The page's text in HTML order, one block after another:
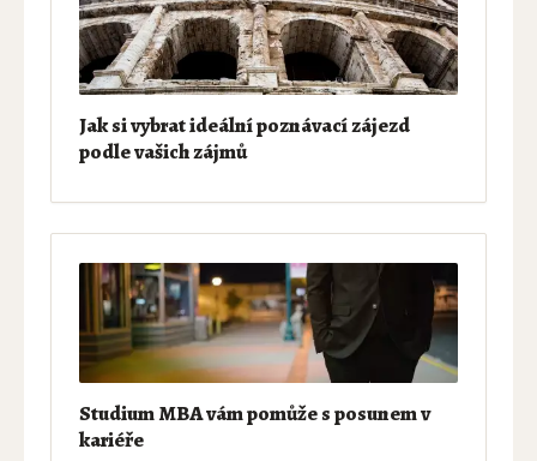
Jak si vybrat ideální poznávací zájezd
podle vašich zájmů
Studium MBA vám pomůže s posunem v
kariéře